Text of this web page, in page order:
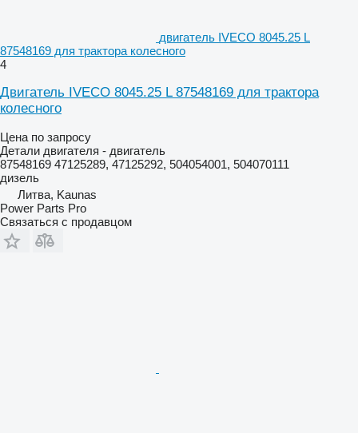
двигатель IVECO 8045.25 L
87548169 для трактора колесного
4
Двигатель IVECO 8045.25 L 87548169 для трактора
колесного
Цена по запросу
Детали двигателя - двигатель
87548169 47125289, 47125292, 504054001, 504070111
дизель
Литва, Kaunas
Power Parts Pro
Связаться с продавцом